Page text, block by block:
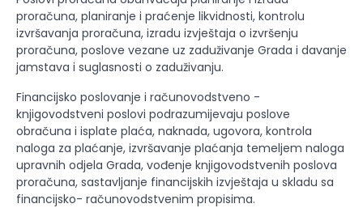
proračuna, planiranje i praćenje likvidnosti, kontrolu
izvršavanja proračuna, izradu izvještaja o izvršenju
proračuna, poslove vezane uz zaduživanje Grada i davanje
jamstava i suglasnosti o zaduživanju.
Financijsko poslovanje i računovodstveno -
knjigovodstveni poslovi podrazumijevaju poslove
obračuna i isplate plaća, naknada, ugovora, kontrola
naloga za plaćanje, izvršavanje plaćanja temeljem naloga
upravnih odjela Grada, vođenje knjigovodstvenih poslova
proračuna, sastavljanje financijskih izvještaja u skladu sa
financijsko- računovodstvenim propisima.